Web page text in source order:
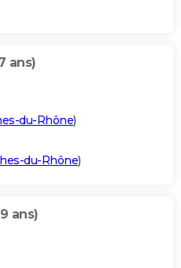
ans)
du-Rhône)
du-Rhône)
ans)